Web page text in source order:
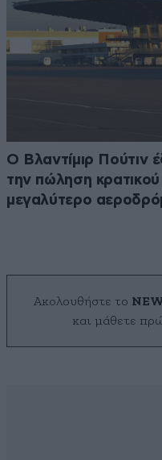
Ο Βλαντίμιρ Πούτιν
την πώληση
μεγαλύτερο
Ακολουθήστε το
και μάθετε